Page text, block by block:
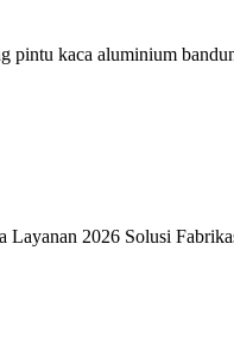
pintu kaca aluminium
2026 Solusi